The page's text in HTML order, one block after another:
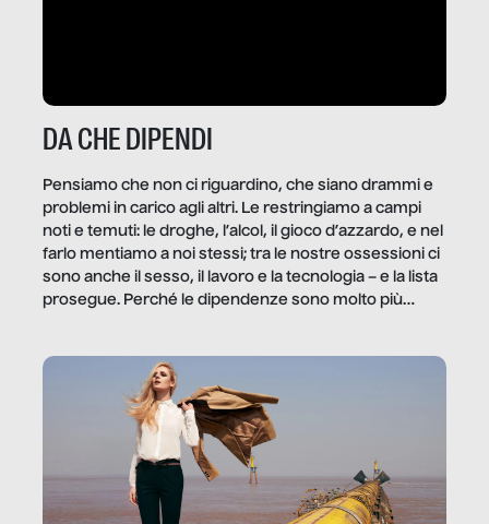
DA CHE DIPENDI
Pensiamo che non ci riguardino, che siano drammi e
problemi in carico agli altri. Le restringiamo a campi
noti e temuti: le droghe, l’alcol, il gioco d’azzardo, e nel
farlo mentiamo a noi stessi; tra le nostre ossessioni ci
sono anche il sesso, il lavoro e la tecnologia – e la lista
prosegue. Perché le dipendenze sono molto più
trae un guadagno. In questo reportage vediamo
quale e come.